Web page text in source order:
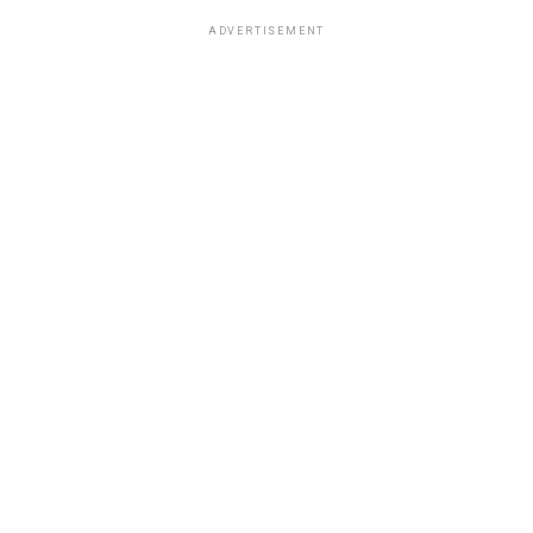
ADVERTISEMENT